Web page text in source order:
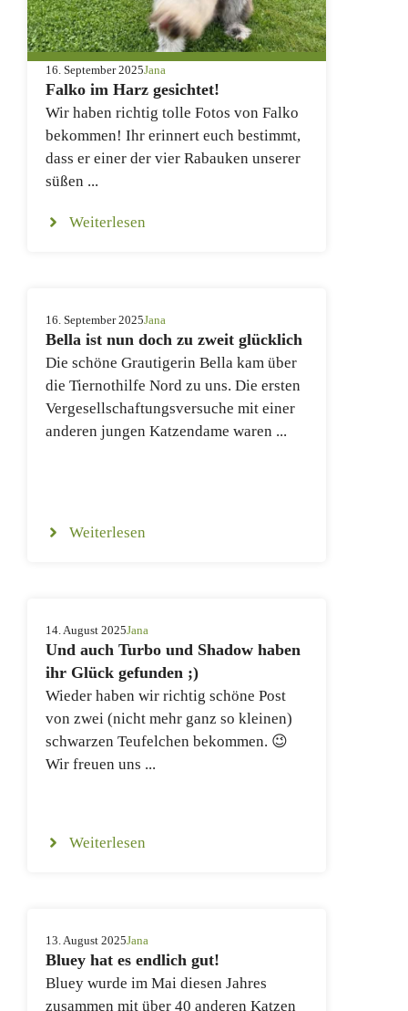
16. September 2025Jana
Falko im Harz gesichtet!
Wir haben richtig tolle Fotos von Falko
bekommen! Ihr erinnert euch bestimmt,
dass er einer der vier Rabauken unserer
süßen ...
Weiterlesen
16. September 2025Jana
Bella ist nun doch zu zweit glücklich
Die schöne Grautigerin Bella kam über
die Tiernothilfe Nord zu uns. Die ersten
Vergesellschaftungsversuche mit einer
anderen jungen Katzendame waren ...
Weiterlesen
14. August 2025Jana
Und auch Turbo und Shadow haben
ihr Glück gefunden ;)
Wieder haben wir richtig schöne Post
von zwei (nicht mehr ganz so kleinen)
schwarzen Teufelchen bekommen. 😉
Wir freuen uns ...
Weiterlesen
13. August 2025Jana
Bluey hat es endlich gut!
Bluey wurde im Mai diesen Jahres
zusammen mit über 40 anderen Katzen